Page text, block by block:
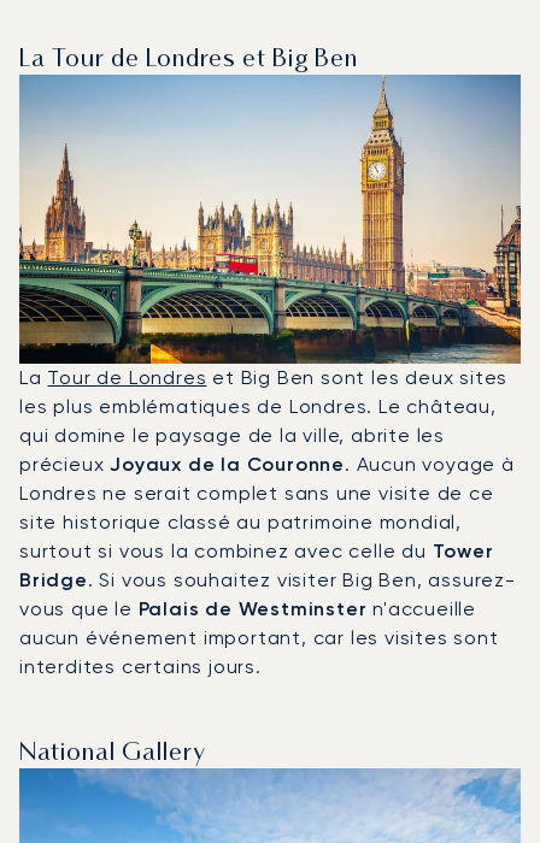
La Tour de Londres et Big Ben
La Tour de Londres et Big Ben sont les deux sites
les plus emblématiques de Londres. Le château,
qui domine le paysage de la ville, abrite les
précieuxJoyaux de la Couronne. Aucun voyage à
Londres ne serait complet sans une visite de ce
site historique classé au patrimoine mondial,
surtout si vous la combinez avec celle du Tower
Bridge. Si vous souhaitez visiter Big Ben, assurez-
vous que le Palais de Westminster n'accueille
aucun événement important, car les visites sont
interdites certains jours.
National Gallery